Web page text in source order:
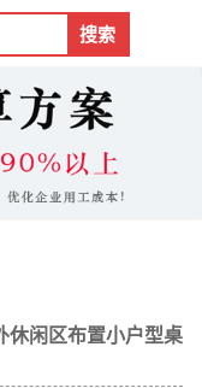
搜索
休闲区布置小户型桌